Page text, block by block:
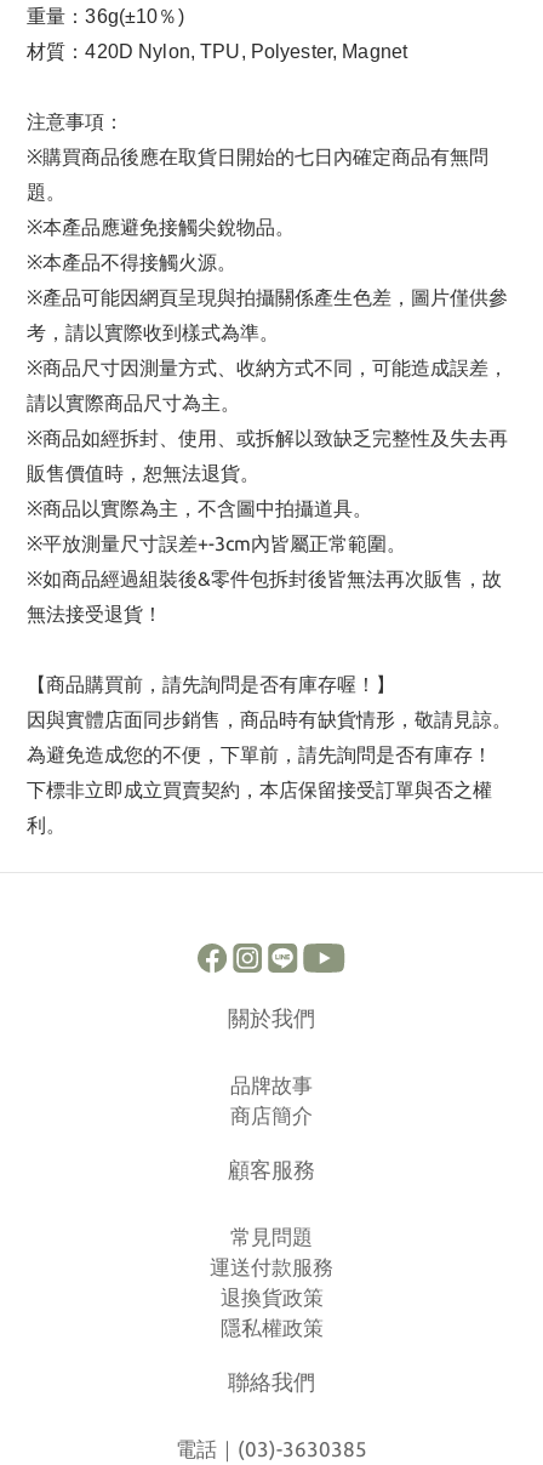
重量：36g(±10％)
材質：420D Nylon, TPU, Polyester, Magnet
注意事項：
※購買商品後應在取貨日開始的七日內確定商品有無問
題。
※本產品應避免接觸尖銳物品。
※本產品不得接觸火源。
※產品可能因網頁呈現與拍攝關係產生色差，圖片僅供參
考，請以實際收到樣式為準。
※商品尺寸因測量方式、收納方式不同，可能造成誤差，
請以實際商品尺寸為主。
※商品如經拆封、使用、或拆解以致缺乏完整性及失去再
販售價值時，恕無法退貨。
※商品以實際為主，不含圖中拍攝道具。
※平放測量尺寸誤差+-3cm內皆屬正常範圍。
※如商品經過組裝後&零件包拆封後皆無法再次販售，故
無法接受退貨！
【商品購買前，請先詢問是否有庫存喔！】
因與實體店面同步銷售，商品時有缺貨情形，敬請見諒。
為避免造成您的不便，下單前，請先詢問是否有庫存！
下標非立即成立買賣契約，本店保留接受訂單與否之權
利。
關於我們
品牌故事
商店簡介
顧客服務
常見問題
運送付款服務
退換貨政策
隱私權政策
聯絡我們
電話｜(03)-3630385